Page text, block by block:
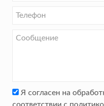
Я согласен на